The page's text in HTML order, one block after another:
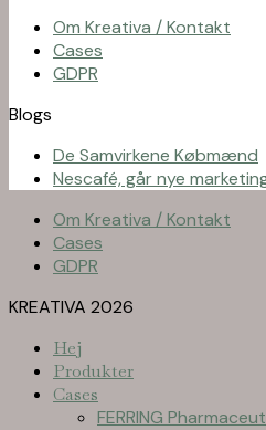
Om Kreativa / Kontakt
Cases
GDPR
Blogs
De Samvirkene Købmænd
Nescafé, går nye
Om Kreativa / Kontakt
Cases
GDPR
KREATIVA 2026
Hej
Produkter
Cases
FERRING